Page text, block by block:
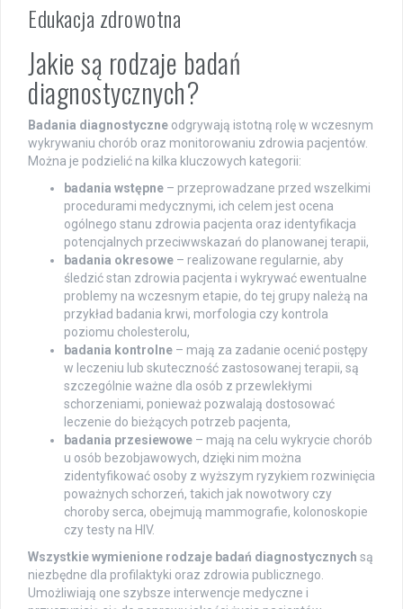
Edukacja zdrowotna
Jakie są rodzaje badań
diagnostycznych?
Badania diagnostyczne odgrywają istotną rolę w wczesnym
wykrywaniu chorób oraz monitorowaniu zdrowia pacjentów.
Można je podzielić na kilka kluczowych kategorii:
badania wstępne – przeprowadzane przed wszelkimi
procedurami medycznymi, ich celem jest ocena
ogólnego stanu zdrowia pacjenta oraz identyfikacja
potencjalnych przeciwwskazań do planowanej terapii,
badania okresowe – realizowane regularnie, aby
śledzić stan zdrowia pacjenta i wykrywać ewentualne
problemy na wczesnym etapie, do tej grupy należą na
przykład badania krwi, morfologia czy kontrola
poziomu cholesterolu,
badania kontrolne – mają za zadanie ocenić postępy
w leczeniu lub skuteczność zastosowanej terapii, są
szczególnie ważne dla osób z przewlekłymi
schorzeniami, ponieważ pozwalają dostosować
leczenie do bieżących potrzeb pacjenta,
badania przesiewowe – mają na celu wykrycie chorób
u osób bezobjawowych, dzięki nim można
zidentyfikować osoby z wyższym ryzykiem rozwinięcia
poważnych schorzeń, takich jak nowotwory czy
choroby serca, obejmują mammografie, kolonoskopie
czy testy na HIV.
Wszystkie wymienione rodzaje badań diagnostycznych są
niezbędne dla profilaktyki oraz zdrowia publicznego.
Umożliwiają one szybsze interwencje medyczne i